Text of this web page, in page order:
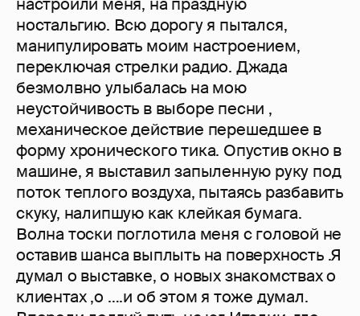
настроили меня, на праздную
ностальгию. Всю дорогу я пытался,
манипулировать моим настроением,
переключая стрелки радио. Джада
безмолвно улыбалась на мою
неустойчивость в выборе песни ,
механическое действие перешедшее в
форму хронического тика. Опустив окно в
машине, я выставил запыленную руку под
поток теплого воздуха, пытаясь разбавить
скуку, налипшую как клейкая бумага.
Волна тоски поглотила меня с головой не
оставив шанса выплыть на поверхность .Я
думал о выставке, о новых знакомствах о
клиентах ,о ….и об этом я тоже думал.